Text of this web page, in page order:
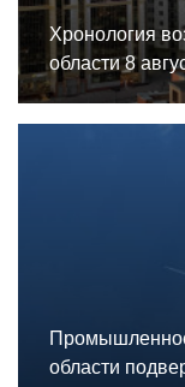
Хронология
области 8
области